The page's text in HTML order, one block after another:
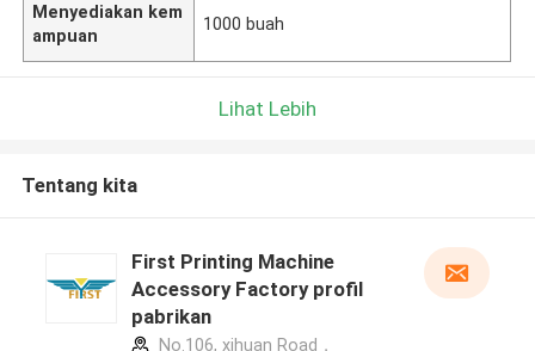
Menyediakan kem
ampuan
1000 buah
Lihat Lebih
Tentang kita
First Printing Machine
Accessory Factory profil
pabrikan
No.106, xihuan Road，